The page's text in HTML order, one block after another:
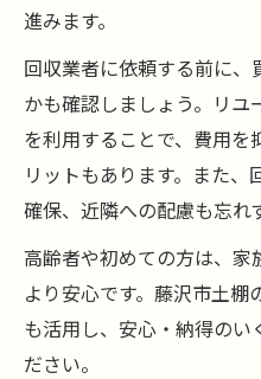
進みます。
回収業者に依頼する前に
かも確認しましょう。リユ
を利用することで、費用を
リットもあります。また
確保、近隣への配慮も忘れ
高齢者や初めての方は、家
より安心です。藤沢市土
も活用し、安心・納得のい
ださい。